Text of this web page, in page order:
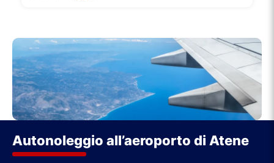
Autonoleggio all’aeroporto di Atene